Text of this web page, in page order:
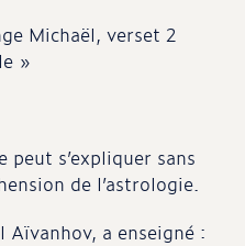
Michaël, verset 2
»
peut s’expliquer sans
de l’astrologie.
a enseigné :